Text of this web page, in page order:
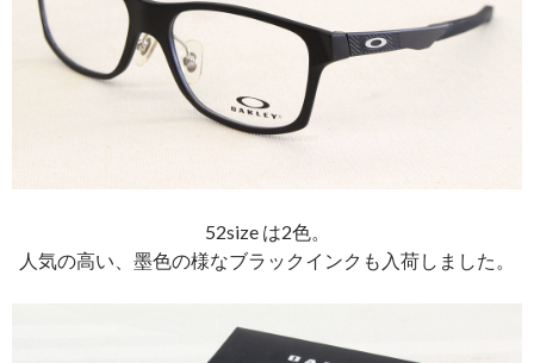
52size は2色。
人気の高い、墨色の様なブラックインクも入荷しました。